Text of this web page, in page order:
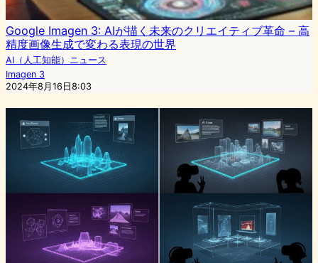
Google Imagen 3: AIが描く未来のクリエイティブ革命 – 高
精度画像生成で変わる表現の世界
AI（人工知能）ニュース
Imagen 3
2024年8月16日8:03